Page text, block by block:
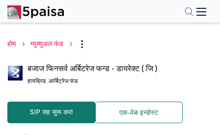
होम म्युच्युअल फंड
बजाज फिनसर्व अर्बिटरेज फन्ड - डायरेक्ट ( जि )
हायब्रिड .आर्बिट्रेज फंड
SIP सह सुरू करा एक-वेळ इन्व्हेस्ट